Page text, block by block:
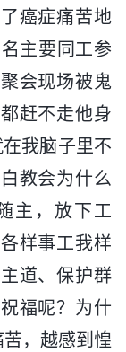
癌症痛苦地
主要同工参
会现场被鬼
赶不走他身
我脑子里不
教会为什么
主，放下工
样事工我样
道、保护群
福呢？为什
，越感到惶